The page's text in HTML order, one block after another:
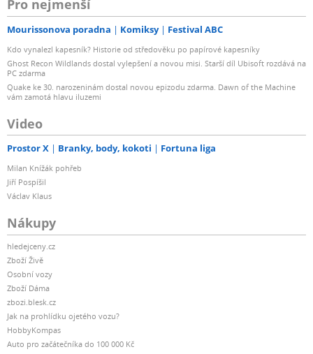
Pro nejmenší
Mourissonova poradna Komiksy Festival ABC
Kdo vynalezl kapesník? Historie od středověku po papírové kapesníky
Ghost Recon Wildlands dostal vylepšení a novou misi. Starší díl Ubisoft rozdává na
PC zdarma
Quake ke 30. narozeninám dostal novou epizodu zdarma. Dawn of the Machine
vám zamotá hlavu iluzemi
Video
Prostor X Branky, body, kokoti Fortuna liga
Milan Knížák pohřeb
Jiří Pospíšil
Václav Klaus
Nákupy
hledejceny.cz
Zboží Živě
Osobní vozy
Zboží Dáma
zbozi.blesk.cz
Jak na prohlídku ojetého vozu?
HobbyKompas
Auto pro začátečníka do 100 000 Kč